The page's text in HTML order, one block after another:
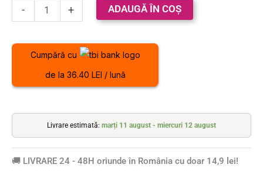
- + ADAUGĂ ÎN COȘ
Cumpără cu
de la 36.40 LEI / lună
Livrare estimată: marți 11 august - miercuri 12 august
🚚 LIVRARE 24 - 48H oriunde în România cu doar 14,9 lei!